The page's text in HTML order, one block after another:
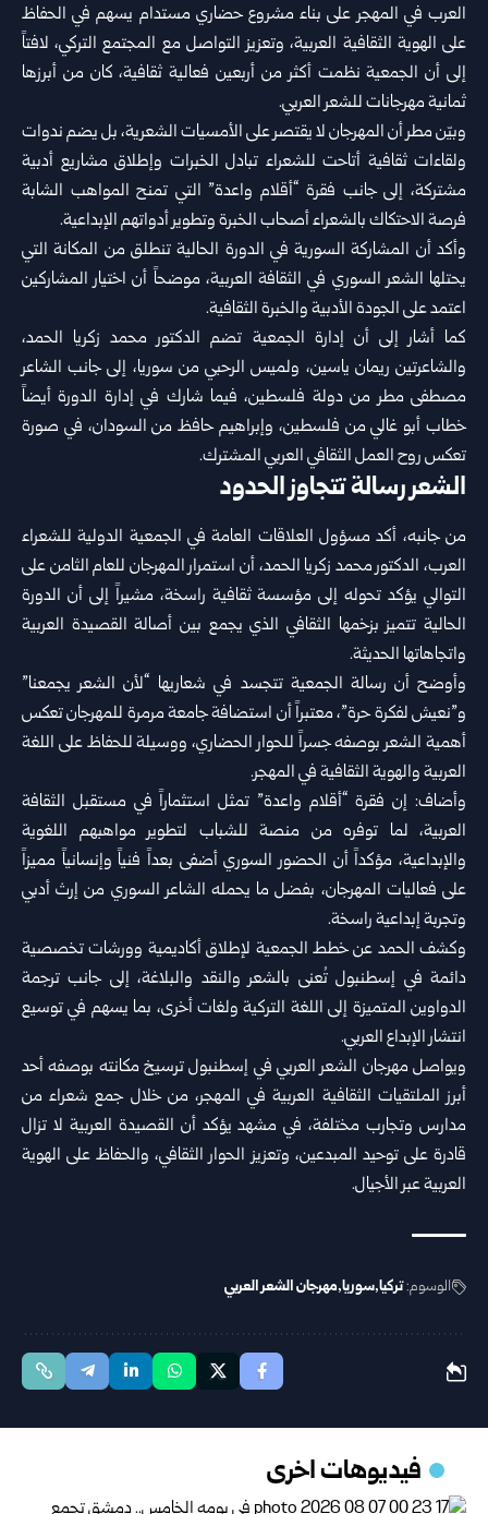
العرب في المهجر على بناء مشروع حضاري مستدام يسهم في الحفاظ
على الهوية الثقافية العربية، وتعزيز التواصل مع المجتمع التركي، لافتاً
إلى أن الجمعية نظمت أكثر من أربعين فعالية ثقافية، كان من أبرزها
ثمانية مهرجانات للشعر العربي.
وبيّن مطر أن المهرجان لا يقتصر على الأمسيات الشعرية، بل يضم ندوات
ولقاءات ثقافية أتاحت للشعراء تبادل الخبرات وإطلاق مشاريع أدبية
مشتركة، إلى جانب فقرة “أقلام واعدة” التي تمنح المواهب الشابة
فرصة الاحتكاك بالشعراء أصحاب الخبرة وتطوير أدواتهم الإبداعية.
وأكد أن المشاركة السورية في الدورة الحالية تنطلق من المكانة التي
يحتلها الشعر السوري في الثقافة العربية، موضحاً أن اختيار المشاركين
اعتمد على الجودة الأدبية والخبرة الثقافية.
كما أشار إلى أن إدارة الجمعية تضم الدكتور محمد زكريا الحمد،
والشاعرتين ريمان ياسين، ولميس الرحبي من سوريا، إلى جانب الشاعر
مصطفى مطر من دولة فلسطين، فيما شارك في إدارة الدورة أيضاً
خطاب أبو غالي من فلسطين، وإبراهيم حافظ من السودان، في صورة
تعكس روح العمل الثقافي العربي المشترك.
الشعر رسالة تتجاوز الحدود
من جانبه، أكد مسؤول العلاقات العامة في الجمعية الدولية للشعراء
العرب، الدكتور محمد زكريا الحمد، أن استمرار المهرجان للعام الثامن على
التوالي يؤكد تحوله إلى مؤسسة ثقافية راسخة، مشيراً إلى أن الدورة
الحالية تتميز بزخمها الثقافي الذي يجمع بين أصالة القصيدة العربية
واتجاهاتها الحديثة.
وأوضح أن رسالة الجمعية تتجسد في شعاريها “لأن الشعر يجمعنا”
و”نعيش لفكرة حرة”، معتبراً أن استضافة جامعة مرمرة للمهرجان تعكس
أهمية الشعر بوصفه جسراً للحوار الحضاري، ووسيلة للحفاظ على اللغة
العربية والهوية الثقافية في المهجر.
وأضاف: إن فقرة “أقلام واعدة” تمثل استثماراً في مستقبل الثقافة
العربية، لما توفره من منصة للشباب لتطوير مواهبهم اللغوية
والإبداعية، مؤكداً أن الحضور السوري أضفى بعداً فنياً وإنسانياً مميزاً
على فعاليات المهرجان، بفضل ما يحمله الشاعر السوري من إرث أدبي
وتجربة إبداعية راسخة.
وكشف الحمد عن خطط الجمعية لإطلاق أكاديمية وورشات تخصصية
دائمة في إسطنبول تُعنى بالشعر والنقد والبلاغة، إلى جانب ترجمة
الدواوين المتميزة إلى اللغة التركية ولغات أخرى، بما يسهم في توسيع
انتشار الإبداع العربي.
ويواصل مهرجان الشعر العربي في إسطنبول ترسيخ مكانته بوصفه أحد
أبرز الملتقيات الثقافية العربية في المهجر، من خلال جمع شعراء من
مدارس وتجارب مختلفة، في مشهد يؤكد أن القصيدة العربية لا تزال
قادرة على توحيد المبدعين، وتعزيز الحوار الثقافي، والحفاظ على الهوية
العربية عبر الأجيال.
الوسوم:تركيا سوريا مهرجان الشعر العربي
فيديوهات اخرى